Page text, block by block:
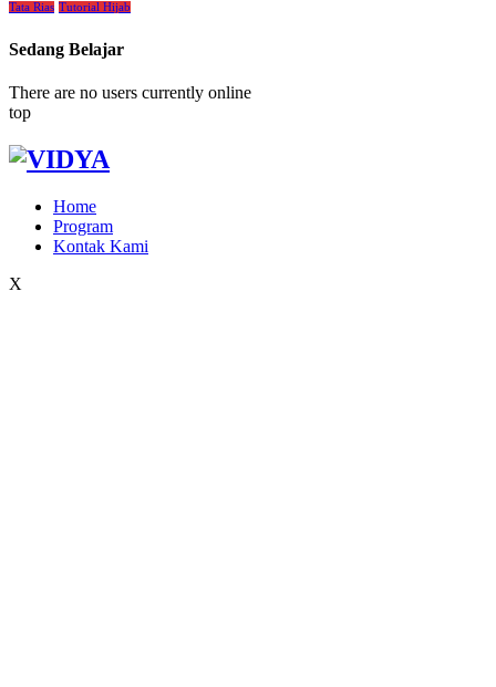
Tata Rias Tutorial Hijab
Sedang Belajar
There are no users currently online
top
Home
Program
Kontak Kami
X